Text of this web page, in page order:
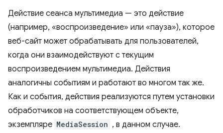
Действие сеанса мультимедиа — это действие
(например, «воспроизведение» или «пауза»), которое
веб-сайт может обрабатывать для пользователей,
когда они взаимодействуют с текущим
воспроизведением мультимедиа. Действия
аналогичны событиям и работают во многом так же.
Как и события, действия реализуются путем установки
обработчиков на соответствующем объекте,
экземпляре MediaSession , в данном случае.